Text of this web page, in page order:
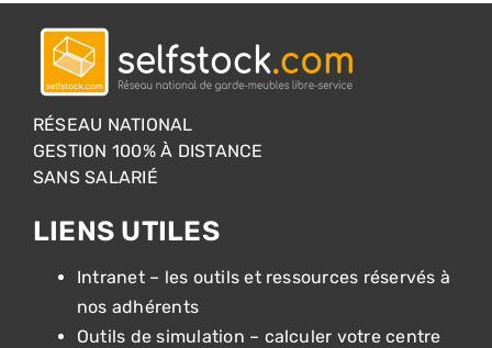
RÉSEAU NATIONAL
GESTION 100% À DISTANCE
SANS SALARIÉ
LIENS UTILES
Intranet – les outils et ressources réservés à
nos adhérents
Outils de simulation – calculer votre centre